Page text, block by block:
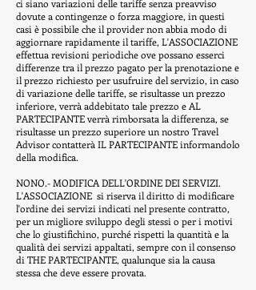
ci siano variazioni delle tariffe senza preavviso
dovute a contingenze o forza maggiore, in questi
casi è possibile che il provider non abbia modo di
aggiornare rapidamente il tariffe, L'ASSOCIAZIONE
effettua revisioni periodiche ove possano esserci
differenze tra il prezzo pagato per la prenotazione e
il prezzo richiesto per usufruire del servizio, in caso
di variazione delle tariffe, se risultasse un prezzo
inferiore, verrà addebitato tale prezzo e AL
PARTECIPANTE verrà rimborsata la differenza, se
risultasse un prezzo superiore un nostro Travel
Advisor contatterà IL PARTECIPANTE informandolo
della modifica.
NONO.- MODIFICA DELL'ORDINE DEI SERVIZI.
L'ASSOCIAZIONE si riserva il diritto di modificare
l'ordine dei servizi indicati nel presente contratto,
per un migliore sviluppo degli stessi o per i motivi
che lo giustifichino, purché rispetti la quantità e la
qualità dei servizi appaltati, sempre con il consenso
di THE PARTECIPANTE, qualunque sia la causa
stessa che deve essere provata.